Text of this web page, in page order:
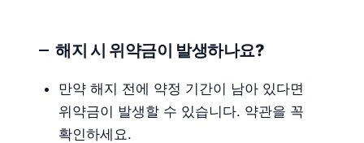
해지 시 위약금이 발생하나요?
만약 해지 전에 약정 기간이 남아 있다면
위약금이 발생할 수 있습니다. 약관을 꼭
확인하세요.